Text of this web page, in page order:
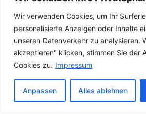
Wir verwenden Cookies, um Ihr
personalisierte Anzeigen oder Inhalte
unseren Datenverkehr zu analysieren.
akzeptieren" klicken, stimmen Sie der
Cookies zu. Impressum
Anpassen Alles ablehnen
Copyright ©
Impressum
Login